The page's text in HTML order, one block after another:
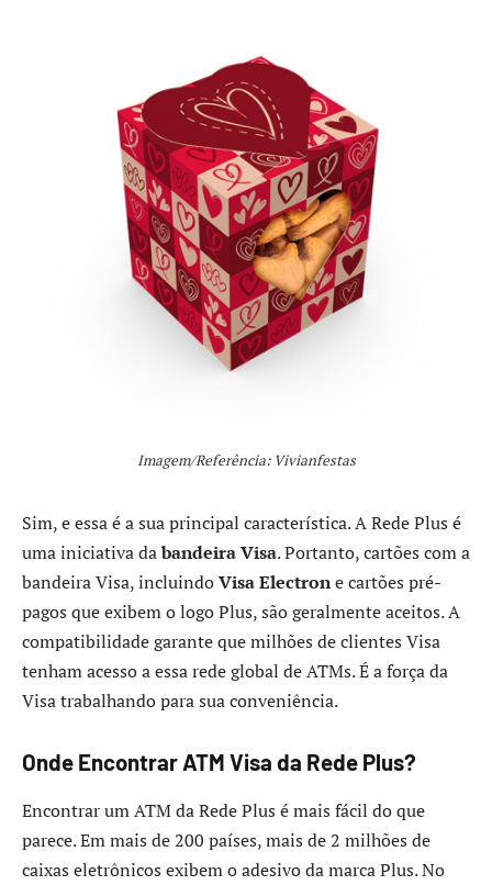
Imagem/Referência: Vivianfestas
Sim, e essa é a sua principal característica. A Rede Plus é
uma iniciativa dabandeira Visa. Portanto, cartões com a
bandeira Visa, incluindoVisa Electrone cartões pré-
pagos que exibem o logo Plus, são geralmente aceitos. A
compatibilidade garante que milhões de clientes Visa
tenham acesso a essa rede global de ATMs. É a força da
Visa trabalhando para sua conveniência.
Onde Encontrar ATM Visa da Rede Plus?
Encontrar um ATM da Rede Plus é mais fácil do que
parece. Em mais de 200 países, mais de 2 milhões de
caixas eletrônicos exibem o adesivo da marca Plus. No